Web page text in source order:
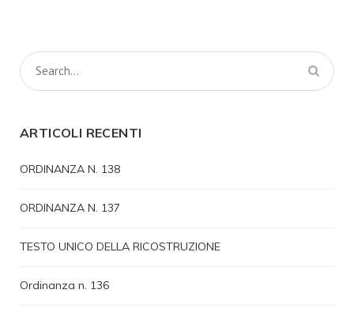
ARTICOLI RECENTI
ORDINANZA N. 138
ORDINANZA N. 137
TESTO UNICO DELLA RICOSTRUZIONE
Ordinanza n. 136